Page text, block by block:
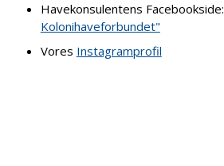
Havekonsulentens Facebookside:
Kolonihaveforbundet"
Vores Instagramprofil